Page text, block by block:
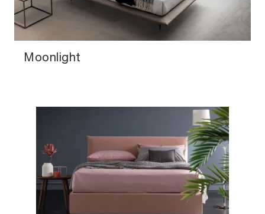
Moonlight